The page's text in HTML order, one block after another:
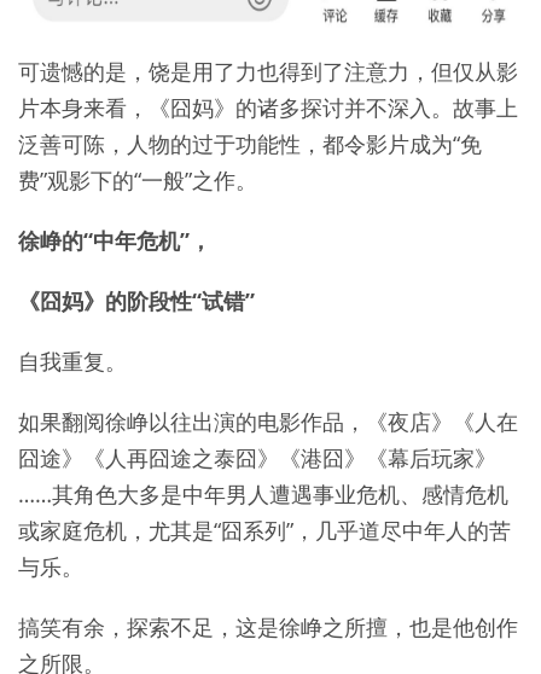
可遗憾的是，饶是用了力也得到了注意力，但仅从影
片本身来看，《囧妈》的诸多探讨并不深入。故事上
泛善可陈，人物的过于功能性，都令影片成为“免
费”观影下的“一般”之作。
徐峥的“中年危机”，
《囧妈》的阶段性“试错”
自我重复。
如果翻阅徐峥以往出演的电影作品，《夜店》《人在
囧途》《人再囧途之泰囧》《港囧》《幕后玩家》
……其角色大多是中年男人遭遇事业危机、感情危机
或家庭危机，尤其是“囧系列”，几乎道尽中年人的苦
与乐。
搞笑有余，探索不足，这是徐峥之所擅，也是他创作
之所限。